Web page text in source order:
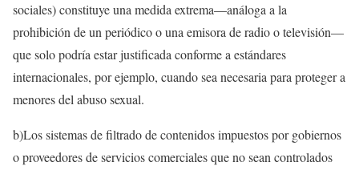
sociales) constituye una medida extrema—análoga a la
prohibición de un periódico o una emisora de radio o televisión—
que solo podría estar justificada conforme a estándares
internacionales, por ejemplo, cuando sea necesaria para proteger a
menores del abuso sexual.
b)Los sistemas de filtrado de contenidos impuestos por gobiernos
o proveedores de servicios comerciales que no sean controlados